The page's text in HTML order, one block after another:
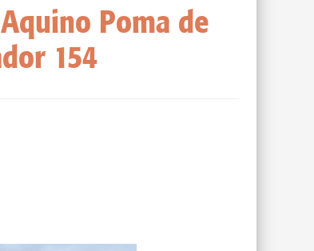
Poma de
154